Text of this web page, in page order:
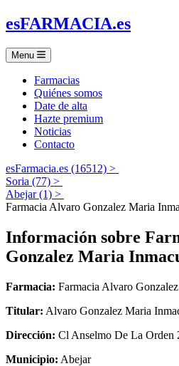
esFARMACIA.es
Menu
Farmacias
Quiénes somos
Date de alta
Hazte premium
Noticias
Contacto
esFarmacia.es (16512) >
Soria (77) >
Abejar (1) >
Farmacia Alvaro Gonzalez Maria
Información sobre
Gonzalez Maria
Farmacia: Farmacia Alvaro
Titular: Alvaro Gonzalez Maria
Dirección: Cl Anselmo De La Orden
Municipio: Abejar